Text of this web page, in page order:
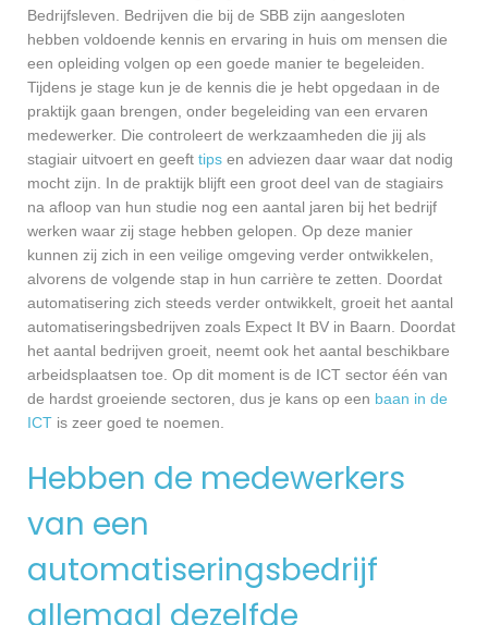
Bedrijfsleven. Bedrijven die bij de SBB zijn aangesloten
hebben voldoende kennis en ervaring in huis om mensen die
een opleiding volgen op een goede manier te begeleiden.
Tijdens je stage kun je de kennis die je hebt opgedaan in de
praktijk gaan brengen, onder begeleiding van een ervaren
medewerker. Die controleert de werkzaamheden die jij als
stagiair uitvoert en geeft tips en adviezen daar waar dat nodig
mocht zijn. In de praktijk blijft een groot deel van de stagiairs
na afloop van hun studie nog een aantal jaren bij het bedrijf
werken waar zij stage hebben gelopen. Op deze manier
kunnen zij zich in een veilige omgeving verder ontwikkelen,
alvorens de volgende stap in hun carrière te zetten. Doordat
automatisering zich steeds verder ontwikkelt, groeit het aantal
automatiseringsbedrijven zoals Expect It BV in Baarn. Doordat
het aantal bedrijven groeit, neemt ook het aantal beschikbare
arbeidsplaatsen toe. Op dit moment is de ICT sector één van
de hardst groeiende sectoren, dus je kans op een baan in de
ICT is zeer goed te noemen.
Hebben de medewerkers
van een
automatiseringsbedrijf
allemaal dezelfde